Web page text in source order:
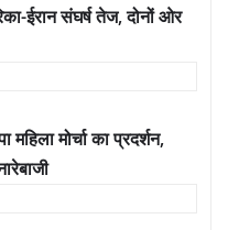
ईरान संघर्ष तेज, दोनों ओर
महिला मोर्चा का प्रदर्शन,